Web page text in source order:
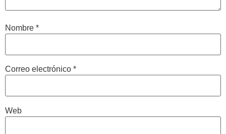
Nombre *
Correo electrónico *
Web